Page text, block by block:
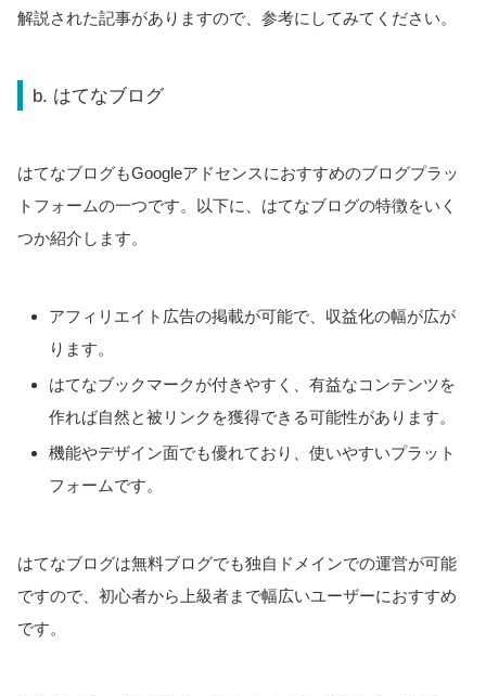
解説された記事がありますので、参考にしてみてください。
b. はてなブログ
はてなブログもGoogleアドセンスにおすすめのブログプラッ
トフォームの一つです。以下に、はてなブログの特徴をいく
つか紹介します。
アフィリエイト広告の掲載が可能で、収益化の幅が広が
ります。
はてなブックマークが付きやすく、有益なコンテンツを
作れば自然と被リンクを獲得できる可能性があります。
機能やデザイン面でも優れており、使いやすいプラット
フォームです。
はてなブログは無料ブログでも独自ドメインでの運営が可能
ですので、初心者から上級者まで幅広いユーザーにおすすめ
です。